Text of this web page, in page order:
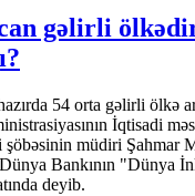
gəlirli
54 orta gəlirli ölkə
İqtisadi
şöbəsinin müdiri Şahmar
Bankının "Dünya
deyib.